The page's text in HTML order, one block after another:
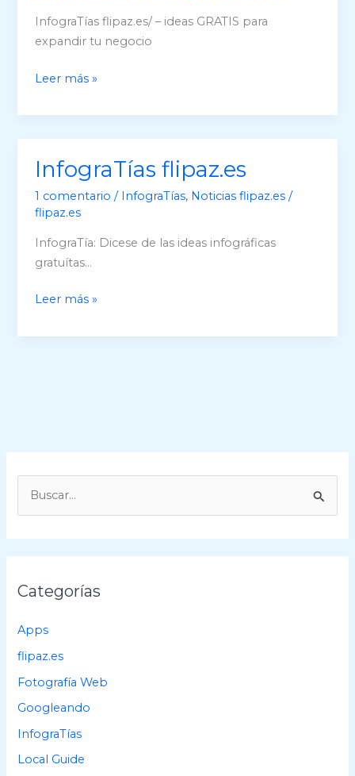
de
Google
InfograTías flipaz.es/ – ideas GRATIS para
expandir tu negocio
5
para
reclamar
ficha
de
Google
Maps
Leer más »
InfograTías flipaz.es
1 comentario / InfograTías, Noticias flipaz.es /
flipaz.es
InfograTía: Dicese de las ideas infográficas
gratuítas…
InfograTías
Leer más »
c
r
p
Categorías
Apps
flipaz.es
Fotografía Web
Googleando
InfograTías
Local Guide